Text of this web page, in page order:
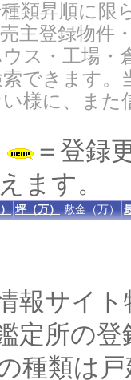
類昇順に限
主登録物件
ス・工場
できます
様に、ま
＝登録
ます。
坪（万） 敷金（万）
報サイト
定所の
種類は